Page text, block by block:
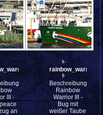
III -
an
Beschreibung:
Rainbow
Warrior III -
Bug mit
weißer Taube